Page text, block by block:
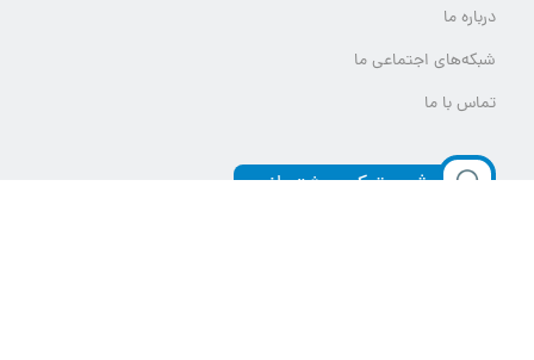
درباره ما
شبکه‌های اجتماعی ما
تماس با ما
ثبت تیکت پشتیبانی